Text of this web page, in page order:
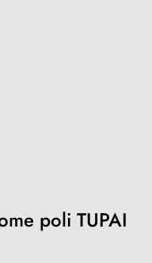
poli TUPAI